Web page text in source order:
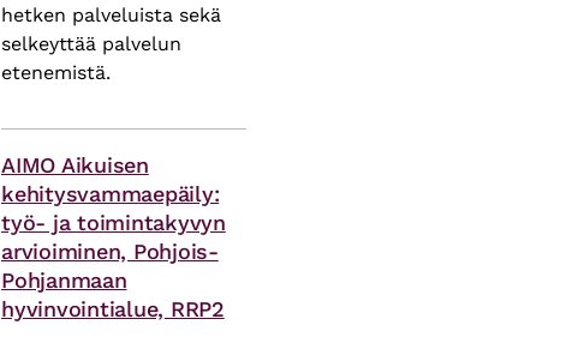
hetken palveluista sekä
selkeyttää palvelun
etenemistä.
AIMO Aikuisen
kehitysvammaepäily:
työ- ja toimintakyvyn
arvioiminen, Pohjois-
Pohjanmaan
hyvinvointialue, RRP2